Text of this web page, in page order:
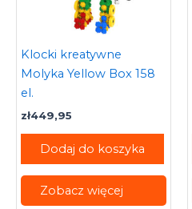
Klocki kreatywne
Molyka Yellow Box 158
el.
zł449,95
Dodaj do koszyka
Zobacz więcej